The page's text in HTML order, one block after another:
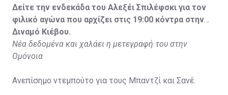
Δείτε την ενδεκάδα του Αλεξέι Σπιλέφσκι για τον
φιλικό αγώνα που αρχίζει στις 19:00 κόντρα στην
Διναμό Κιέβου.
Νέα δεδομένα και χαλάει η μετεγραφή του στην
Ομόνοια
Ανεπίσημο ντεμπούτο για τους Μπαντζί και Σανέ.